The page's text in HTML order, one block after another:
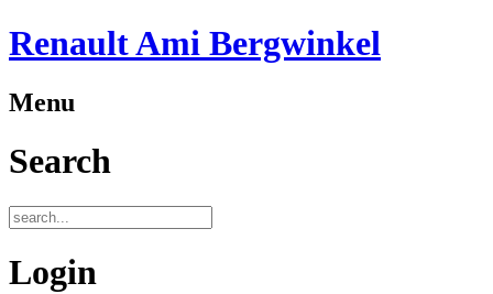
Renault Ami Bergwinkel
Menu
Search
Login